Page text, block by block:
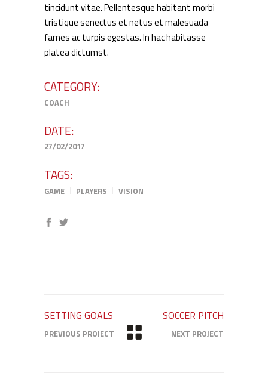
tincidunt vitae. Pellentesque habitant morbi
tristique senectus et netus et malesuada
fames ac turpis egestas. In hac habitasse
platea dictumst.
CATEGORY:
COACH
DATE:
27/02/2017
TAGS:
GAME PLAYERS VISION
SETTING GOALS
PREVIOUS PROJECT
SOCCER PITCH
NEXT PROJECT